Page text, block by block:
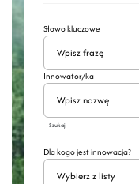
Słowo kluczowe
Innowator/ka
Szukaj
Dla kogo jest innowacja?
Wybierz z listy